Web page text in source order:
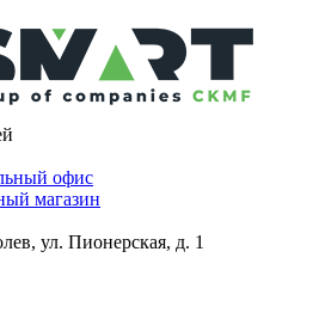
офис
магазин
ул. Пионерская, д. 1